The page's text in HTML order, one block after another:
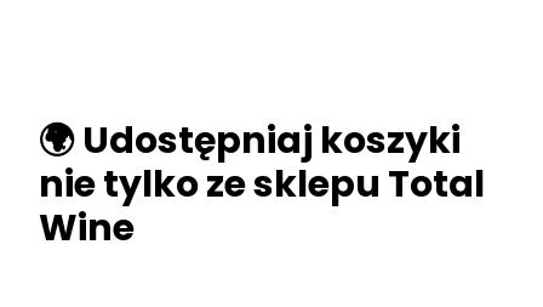
🌍 Udostępniaj koszyki
nie tylko ze sklepu Total
Wine